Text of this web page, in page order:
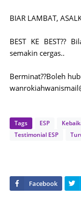
BIAR LAMBAT,
BEST KE BEST??
semakin cergas..
Berminat??Boleh
Tags ESP
Testimonial ESP